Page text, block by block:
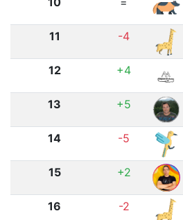
11 -4
12 +4
13 +5
14 -5
15 +2
16 -2